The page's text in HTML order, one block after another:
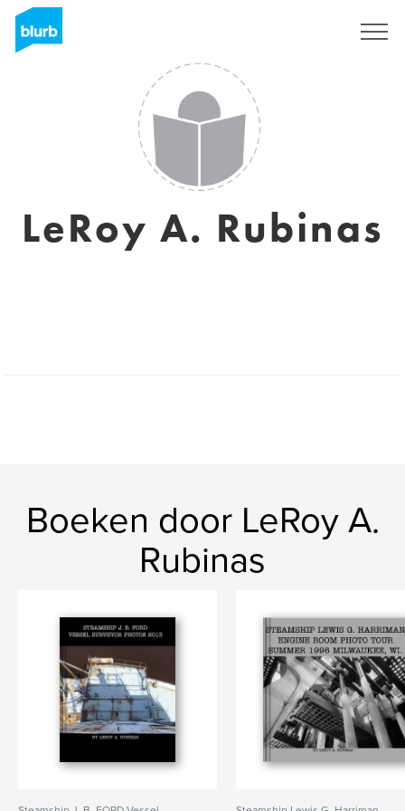
LeRoy A. Rubinas
Boeken door LeRoy A.
Rubinas